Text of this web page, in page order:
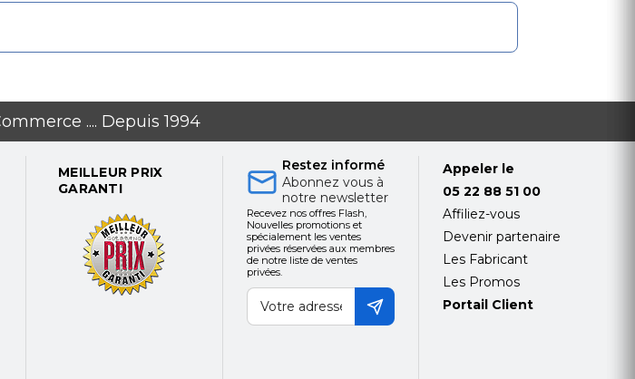
.... Depuis 1994
MEILLEUR PRIX
GARANTI
Restez informé
Abonnez vous à
notre newsletter
Recevez nos offres Flash,
Nouvelles promotions et
spécialement les ventes
privées réservées aux membres
de notre liste de ventes
privées.
Appeler le
05 22 88 51 00
Affiliez-vous
Devenir partenaire
Les Fabricant
Les Promos
Portail Client